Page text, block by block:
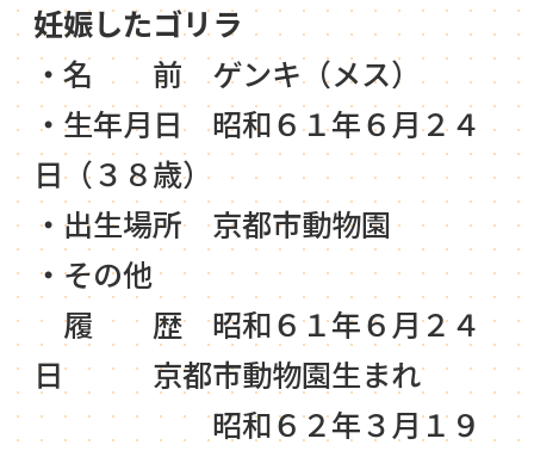
妊娠したゴリラ
・名 前 ゲンキ（メス）
・生年月日 昭和６１年６月２４
日（３８歳）
・出生場所 京都市動物園
・その他
履 歴 昭和６１年６月２４
日 京都市動物園生まれ
昭和６２年３月１９